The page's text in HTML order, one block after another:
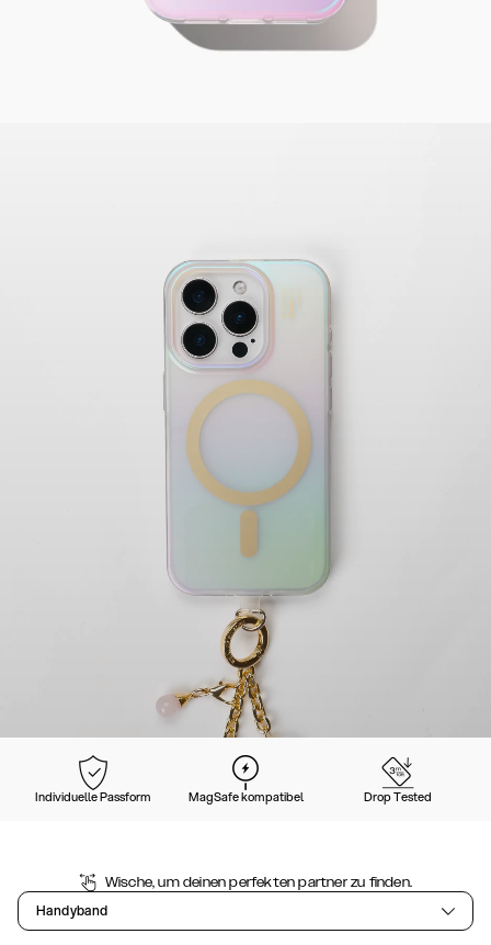
Individuelle Passform MagSafe kompatibel Drop Tested
Wische, um deinen perfekten partner zu finden.
Handyband